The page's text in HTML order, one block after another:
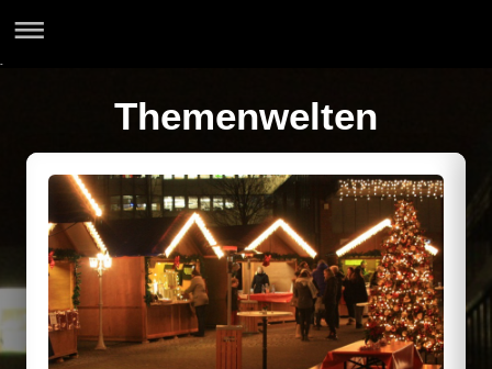
-
Themenwelten